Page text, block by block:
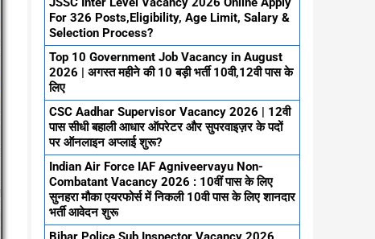
For 326 Posts,Eligibility, Age Limit, Salary &
Selection Process?
Top 10 Government Job Vacancy in August
2026 | अगस्त महीने की 10 बड़ी भर्ती 10वी,12वी पास के
लिए
CSC Aadhar Supervisor Vacancy 2026 | 12वी
पास सीधी बहाली आधार ऑपरेटर और सुपरवाइज़र के पदों
पर ऑनलाइन अप्लाई शुरू?
Indian Air Force IAF Agniveervayu Non-
Combatant Vacancy 2026 : 10वीं पास के लिए
सुनहरा मौका एयरफोर्स में निकली 10वी पास के लिए शानदार
भर्ती आवेदन शुरू